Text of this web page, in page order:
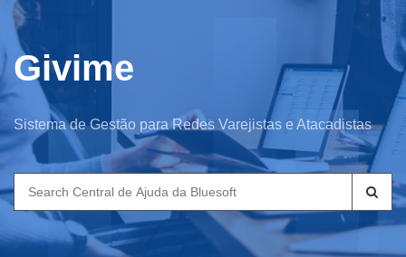
Givime
Sistema de Gestão para Redes Varejistas e Atacadistas
Search
for: